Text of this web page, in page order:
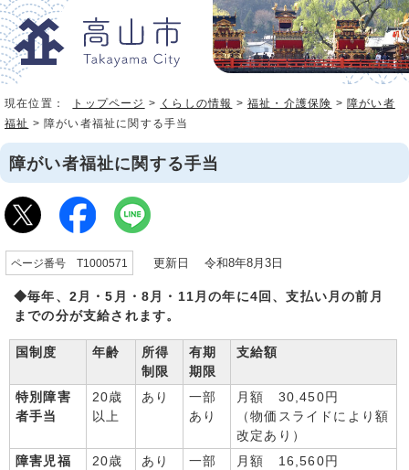
現在位置： トップページ > くらしの情報 >福祉・介護保険 > 障がい者
福祉 > 障がい者福祉に関する手当
障がい者福祉に関する手当
ページ番号 T1000571 更新日 令和8年8月3日
◆毎年、2月・5月・8月・11月の年に4回、支払い月の前月
までの分が支給されます。
国制度 年齢
所得
制限
有期
期限
支給額
特別障害
者手当
20歳
以上
あり
一部
あり
月額 30,450円
（物価スライドにより額
改定あり）
障害児福
20歳
あり
一部
月額 16,560円